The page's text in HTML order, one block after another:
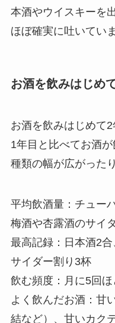
本酒やウイスキーを
ほぼ確実に吐いてい
お酒を飲みはじめ
お酒を飲みはじめて2
1年目と比べてお酒
種類の幅が広がった
平均飲酒量： チュー
梅酒や杏露酒のサイ
最高記録： 日本酒2
サイダー割り3杯
飲む頻度： 月に5回
よく飲んだお酒： 甘
結など）、甘いカク